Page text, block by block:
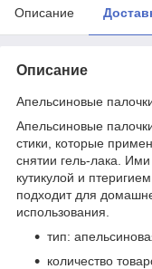
Описание
Описание
Апельсиновые
Апельсиновые
стики, которые
снятии гель-лака.
кутикулой и
подходит для
использования.
тип:
количество